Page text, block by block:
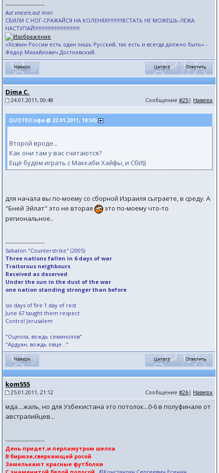
--------------------
Aut vincere,aut mori
СБИЛИ С НОГ-СРАЖАЙСЯ НА КОЛЕНЯХ!!!!!!!!!!ВСТАТЬ НЕ МОЖЕШЬ-ЛЕЖА
НАСТУПАЙ!!!!!!!!!!!!!!!!!!!!!!!!!!!!!!!
«Хозяин России есть один лишь Русский, так есть и всегда должно быть» -
Фёдор Михайлович Достоевский.
Dima C.
24.01.2011, 00:48 Сообщение#25 | Наверх
QUOTE(Софи @ 22.01.2011, 18:50)
Второй вроде...
Как они там у вас считаются?
Ещё будем играть с Маккаби Хайфы, и СбИ))
для начала вы по-моему со сборной Израиля сыграете, в среду. А
"Бней Эйлат" это не вторая
это по-моему что-то
региональное..
--------------------
Sabaton "Counterstrike" (2005)
Three nations fallen in 6 days of war
Traitorous neighbours
Received as deserved
Under the sun in the dust of the war
one nation standing stronger than before
six days of fire 1 day of rest
June 67 taught them respect
Control Jerusalem
"Оцеола, вождь семинолов"
"Ардуан, вождь овце..."
kom555
25.01.2011, 21:12 Сообщение#26 | Наверх
мда....жаль, но для Узбекистана это потолок...0-6 в полуфинале от
австралийцев...
--------------------
День придет,и перламутром шелка
В бирюзе,сверкающей росой
Замелькают красные футболки